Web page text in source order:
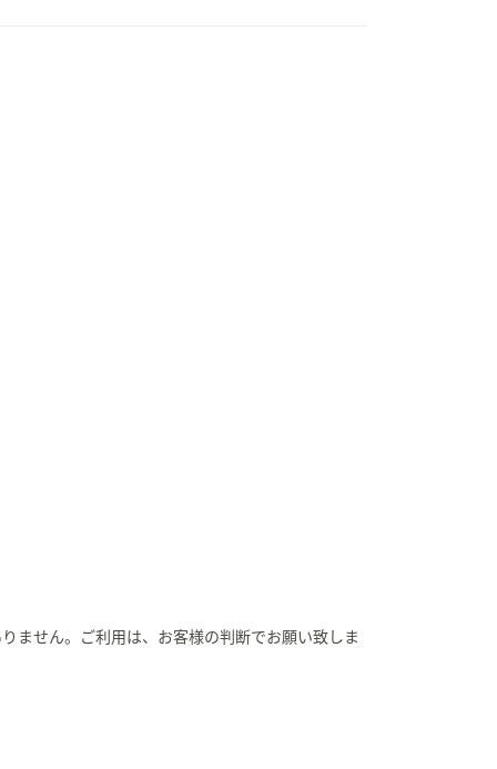
ません。ご利用は、お客様の判断でお願い致しま